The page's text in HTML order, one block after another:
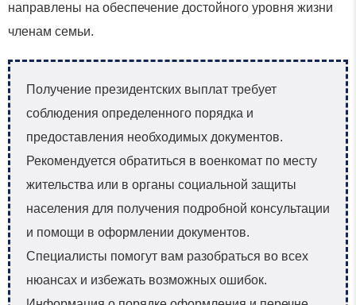
направлены на обеспечение достойного уровня жизни
членам семьи.
Получение президентских выплат требует
соблюдения определенного порядка и
предоставления необходимых документов.
Рекомендуется обратиться в военкомат по месту
жительства или в органы социальной защиты
населения для получения подробной консультации
и помощи в оформлении документов.
Специалисты помогут вам разобраться во всех
нюансах и избежать возможных ошибок.